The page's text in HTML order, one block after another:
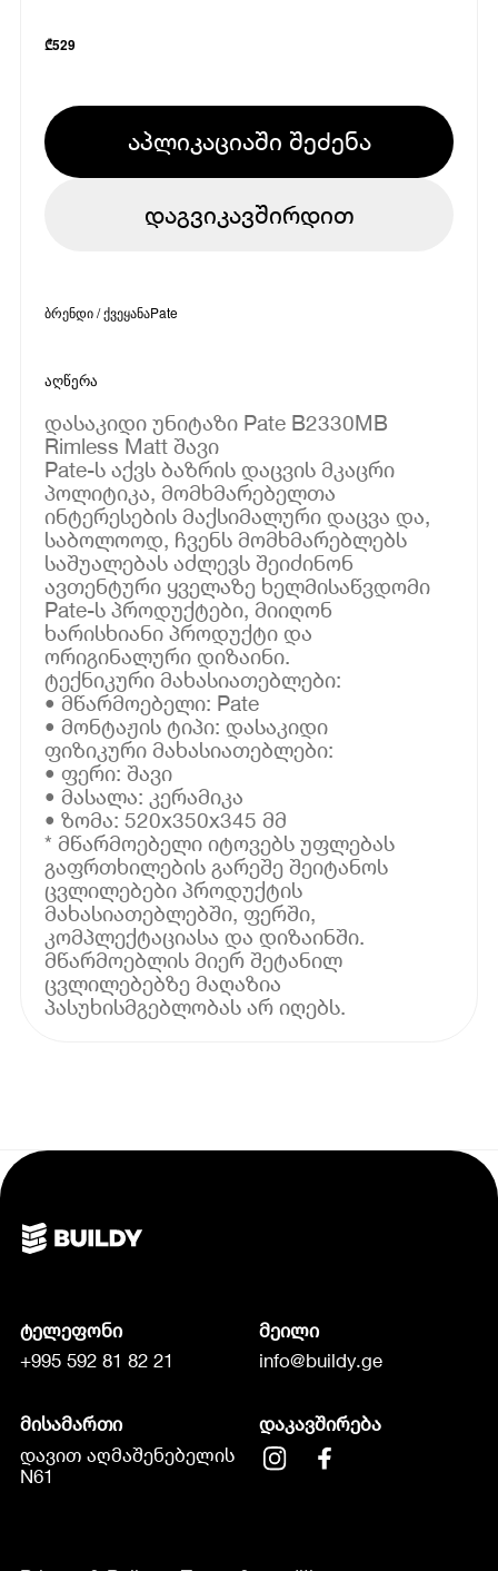
₾529
აპლიკაციაში შეძენა
დაგვიკავშირდით
ბრენდი / ქვეყანაPate
აღწერა
დასაკიდი უნიტაზი Pate B2330MB
Rimless Matt შავი
Pate-ს აქვს ბაზრის დაცვის მკაცრი
პოლიტიკა, მომხმარებელთა
ინტერესების მაქსიმალური დაცვა და,
საბოლოოდ, ჩვენს მომხმარებლებს
საშუალებას აძლევს შეიძინონ
ავთენტური ყველაზე ხელმისაწვდომი
Pate-ს პროდუქტები, მიიღონ
ხარისხიანი პროდუქტი და
ორიგინალური დიზაინი.
ტექნიკური მახასიათებლები:
• მწარმოებელი: Pate
• მონტაჟის ტიპი: დასაკიდი
ფიზიკური მახასიათებლები:
• ფერი: შავი
• მასალა: კერამიკა
• ზომა: 520x350x345 მმ
* მწარმოებელი იტოვებს უფლებას
გაფრთხილების გარეშე შეიტანოს
ცვლილებები პროდუქტის
მახასიათებლებში, ფერში,
კომპლექტაციასა და დიზაინში.
მწარმოებლის მიერ შეტანილ
ცვლილებებზე მაღაზია
პასუხისმგებლობას არ იღებს.
ტელეფონი
+995 592 81 82 21
მეილი
info@buildy.ge
მისამართი
დავით აღმაშენებელის
N61
დაკავშირება